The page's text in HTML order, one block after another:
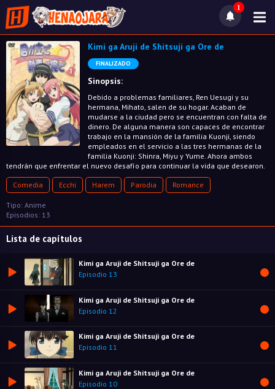
1
Kimi ga Aruji de Shitsuji ga Ore de
FINALIZADO
Sinopsis:
Debido a problemas familiares, Ren Uesugi y su
hermana, Mihato, salen de su hogar. Acaban de
mudarse a la ciudad pero se encuentran con falta de
dinero. De alguna manera son capaces de encontrar
trabajo en la mansión de la familia Kuonji, siendo
empleados en el servicio a las tres hermanas de la
familia Kuonji: Shinra, Miyu y Yume. Ahora ambos
tendrán que enfrentar el nuevo desafío para continuar la vida que desearon.
Comedia Ecchi Harem Parodia Romance
Tipo: Anime
Episodios: 13
Lista de capítulos
Kimi ga Aruji de Shitsuji ga Ore de
Episodio 13
Kimi ga Aruji de Shitsuji ga Ore de
Episodio 12
Kimi ga Aruji de Shitsuji ga Ore de
Episodio 11
Kimi ga Aruji de Shitsuji ga Ore de
Episodio 10